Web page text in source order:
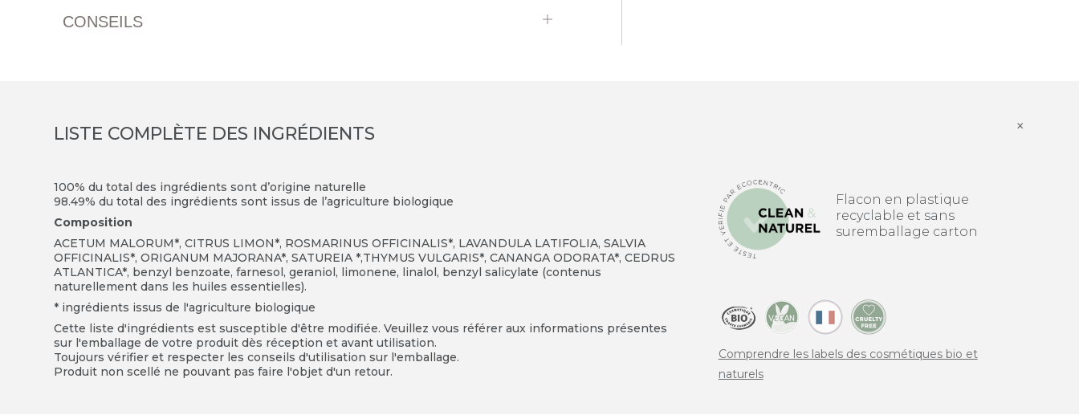
CONSEILS
LISTE COMPLÈTE DES INGRÉDIENTS ×
100% du total des ingrédients sont d’origine naturelle
98.49% du total des ingrédients sont issus de l’agriculture biologique
Composition
ACETUM MALORUM*, CITRUS LIMON*, ROSMARINUS OFFICINALIS*, LAVANDULA LATIFOLIA, SALVIA
OFFICINALIS*, ORIGANUM MAJORANA*, SATUREIA *,THYMUS VULGARIS*, CANANGA ODORATA*, CEDRUS
ATLANTICA*, benzyl benzoate, farnesol, geraniol, limonene, linalol, benzyl salicylate (contenus
naturellement dans les huiles essentielles).
* ingrédients issus de l'agriculture biologique
Cette liste d'ingrédients est susceptible d'être modifiée. Veuillez vous référer aux informations présentes
sur l'emballage de votre produit dès réception et avant utilisation.
Toujours vérifier et respecter les conseils d'utilisation sur l'emballage.
Produit non scellé ne pouvant pas faire l'objet d'un retour.
Flacon en plastique
recyclable et sans
suremballage carton
Comprendre les labels des cosmétiques bio et
naturels